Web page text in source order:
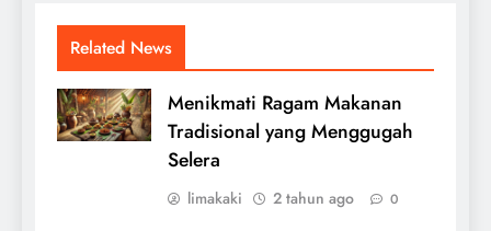
Related News
Menikmati Ragam Makanan
Tradisional yang Menggugah
Selera
limakaki 2 tahun ago 0